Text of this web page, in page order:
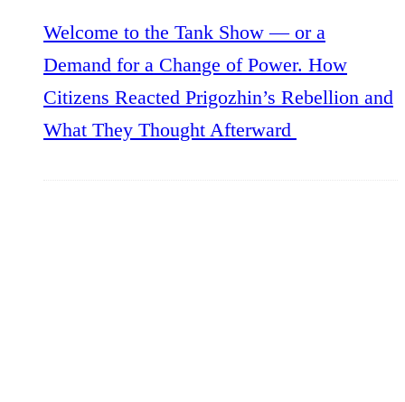
Welcome to the Tank Show — or a
Demand for a Change of Power. How
Citizens Reacted Prigozhin’s Rebellion and
What They Thought Afterward